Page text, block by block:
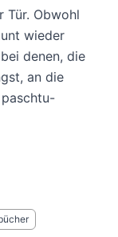
Tür. Obwohl
wieder
denen, die
an die